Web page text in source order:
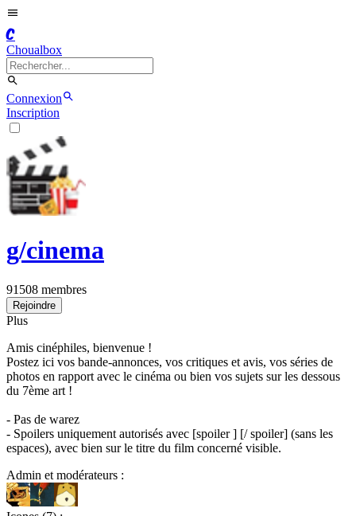
C
Choualbox
Connexion
Inscription
g/cinema
91508 membres
Rejoindre
Plus
Amis cinéphiles, bienvenue !
Postez ici vos bande-annonces, vos critiques et avis, vos séries de
photos en rapport avec le cinéma ou bien vos sujets sur les dessous
du 7ème art !
- Pas de warez
- Spoilers uniquement autorisés avec [spoiler ] [/ spoiler] (sans les
espaces), avec bien sur le titre du film concerné visible.
Admin et modérateurs :